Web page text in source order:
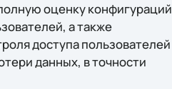
оценку конфигураций
а также
доступа пользователей
данных, в точности